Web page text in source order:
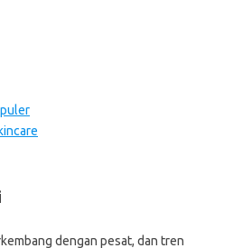
dengan pesat, dan tren